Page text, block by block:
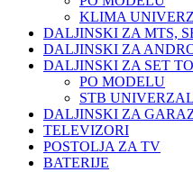
KLIMA
DALJINSKI ZA MTS,
DALJINSKI ZA
DALJINSKI ZA SET
PO MODELU
STB
DALJINSKI ZA
TELEVIZORI
POSTOLJA ZA TV
BATERIJE